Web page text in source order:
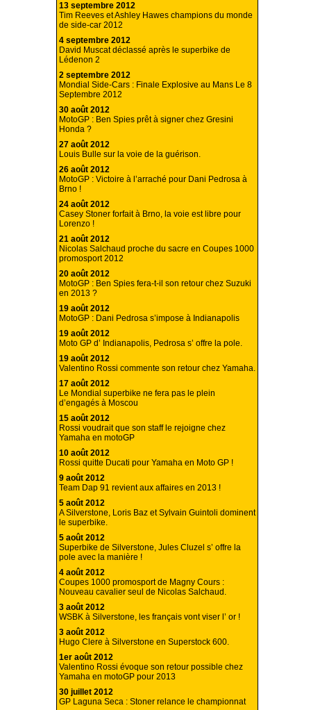
13 septembre 2012
Tim Reeves et Ashley Hawes champions du monde
de side-car 2012
4 septembre 2012
David Muscat déclassé après le superbike de
Lédenon 2
2 septembre 2012
Mondial Side-Cars : Finale Explosive au Mans Le 8
Septembre 2012
30 août 2012
MotoGP : Ben Spies prêt à signer chez Gresini
Honda ?
27 août 2012
Louis Bulle sur la voie de la guérison.
26 août 2012
MotoGP : Victoire à l’arraché pour Dani Pedrosa à
Brno !
24 août 2012
Casey Stoner forfait à Brno, la voie est libre pour
Lorenzo !
21 août 2012
Nicolas Salchaud proche du sacre en Coupes 1000
promosport 2012
20 août 2012
MotoGP : Ben Spies fera-t-il son retour chez Suzuki
en 2013 ?
19 août 2012
MotoGP : Dani Pedrosa s’impose à Indianapolis
19 août 2012
Moto GP d’ Indianapolis, Pedrosa s’ offre la pole.
19 août 2012
Valentino Rossi commente son retour chez Yamaha.
17 août 2012
Le Mondial superbike ne fera pas le plein
d’engagés à Moscou
15 août 2012
Rossi voudrait que son staff le rejoigne chez
Yamaha en motoGP
10 août 2012
Rossi quitte Ducati pour Yamaha en Moto GP !
9 août 2012
Team Dap 91 revient aux affaires en 2013 !
5 août 2012
A Silverstone, Loris Baz et Sylvain Guintoli dominent
le superbike.
5 août 2012
Superbike de Silverstone, Jules Cluzel s’ offre la
pole avec la manière !
4 août 2012
Coupes 1000 promosport de Magny Cours :
Nouveau cavalier seul de Nicolas Salchaud.
3 août 2012
WSBK à Silverstone, les français vont viser l’ or !
3 août 2012
Hugo Clere à Silverstone en Superstock 600.
1er août 2012
Valentino Rossi évoque son retour possible chez
Yamaha en motoGP pour 2013
30 juillet 2012
GP Laguna Seca : Stoner relance le championnat